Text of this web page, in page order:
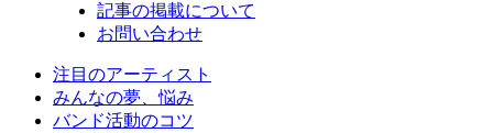
記事の掲載について
お問い合わせ
注目のアーティスト
みんなの夢、悩み
バンド活動のコツ